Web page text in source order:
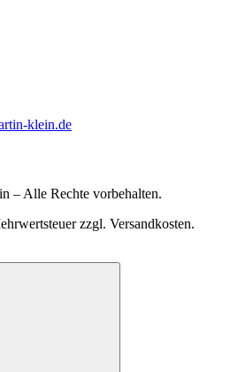
klein.de
– Alle Rechte vorbehalten.
zzgl. Versandkosten.